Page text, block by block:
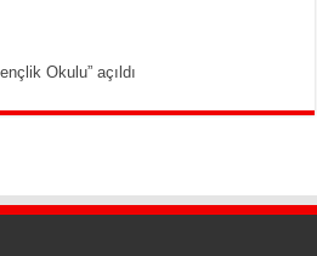
Okulu” açıldı